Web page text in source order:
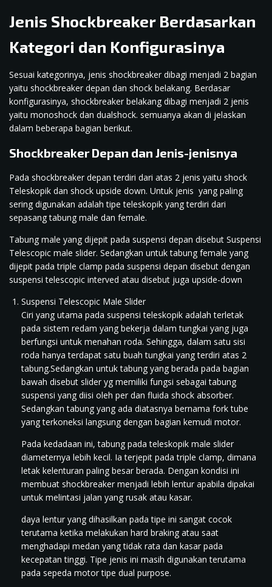
Jenis Shockbreaker Berdasarkan
Kategori dan Konfigurasinya
Sesuai kategorinya, jenis shockbreaker dibagi menjadi 2 bagian
yaitu shockbreaker depan dan shock belakang. Berdasar
konfigurasinya, shockbreaker belakang dibagi menjadi 2 jenis
yaitu monoshock dan dualshock. semuanya akan di jelaskan
dalam beberapa bagian berikut.
Shockbreaker Depan dan Jenis-jenisnya
Pada shockbreaker depan terdiri dari atas 2 jenis yaitu shock
Teleskopik dan shock upside down. Untuk jenis yang paling
sering digunakan adalah tipe teleskopik yang terdiri dari
sepasang tabung male dan female.
Tabung male yang dijepit pada suspensi depan disebut Suspensi
Telescopic male slider. Sedangkan untuk tabung female yang
dijepit pada triple clamp pada suspensi depan disebut dengan
suspensi telescopic interved atau disebut juga upside-down
Suspensi Telescopic Male Slider
Ciri yang utama pada suspensi teleskopik adalah terletak
pada sistem redam yang bekerja dalam tungkai yang juga
berfungsi untuk menahan roda. Sehingga, dalam satu sisi
roda hanya terdapat satu buah tungkai yang terdiri atas 2
tabung.Sedangkan untuk tabung yang berada pada bagian
bawah disebut slider yg memiliki fungsi sebagai tabung
suspensi yang diisi oleh per dan fluida shock absorber.
Sedangkan tabung yang ada diatasnya bernama fork tube
yang terkoneksi langsung dengan bagian kemudi motor.
Pada kedadaan ini, tabung pada teleskopik male slider
diameternya lebih kecil. Ia terjepit pada triple clamp, dimana
letak kelenturan paling besar berada. Dengan kondisi ini
membuat shockbreaker menjadi lebih lentur apabila dipakai
untuk melintasi jalan yang rusak atau kasar.
daya lentur yang dihasilkan pada tipe ini sangat cocok
terutama ketika melakukan hard braking atau saat
menghadapi medan yang tidak rata dan kasar pada
kecepatan tinggi. Tipe jenis ini masih digunakan terutama
pada sepeda motor tipe dual purpose.